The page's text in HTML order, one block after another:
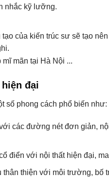
nhắc kỹ lưỡng.
của kiến trúc sư sẽ tạo
đại
số phong cách phổ biến như:
các đường nét đơn giản,
điển với nội thất hiện đại,
thân thiện với môi trường, bố